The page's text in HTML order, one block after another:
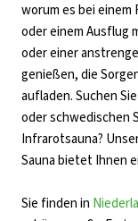
worum es bei
oder einem Ausflug
oder einer
genießen, die
aufladen. Suchen
oder schwedischen
Infrarotsauna?
Sauna bietet Ihnen
Sie finden in